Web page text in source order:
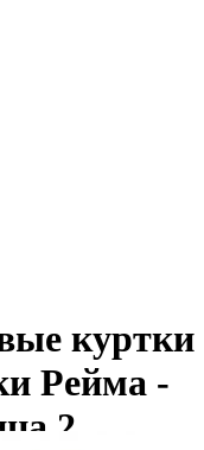
куртки
Рейма -
2